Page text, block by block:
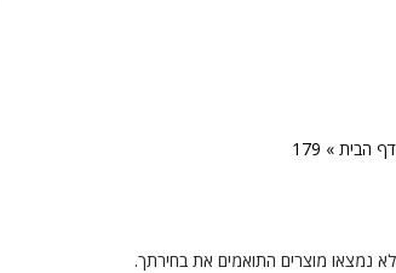
דף הבית »
179
לא נמצאו מוצרים התואמים את בחירתך.